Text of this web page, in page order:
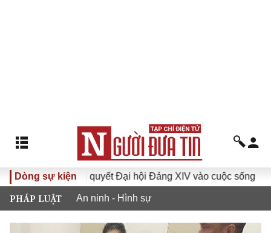
Dòng sự kiện
Đưa Nghị quyết Đại hội Đảng XIV vào cuộc sống
PHÁP LUẬT An ninh - Hình sự